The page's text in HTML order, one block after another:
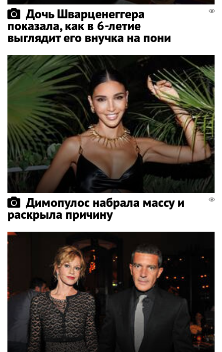
Дочь Шварценеггера
показала, как в 6-летие
выглядит его внучка на пони
Димопулос набрала массу и
раскрыла причину